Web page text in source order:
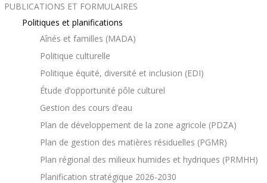
PUBLICATIONS ET FORMULAIRES
Politiques et planifications
Aînés et familles (MADA)
Politique culturelle
Politique équité, diversité et inclusion (EDI)
Étude d’opportunité pôle culturel
Gestion des cours d’eau
Plan de développement de la zone agricole (PDZA)
Plan de gestion des matières résiduelles (PGMR)
Plan régional des milieux humides et hydriques (PRMHH)
Planification stratégique 2026-2030